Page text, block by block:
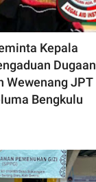
Kepala
Dugaan
Wewenang JPT
Bengkulu